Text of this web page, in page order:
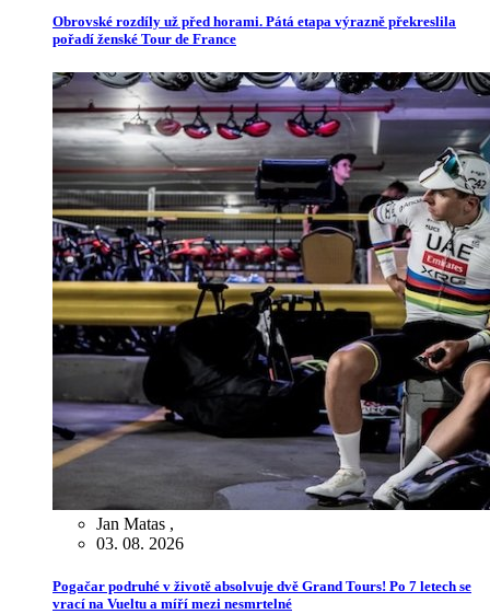
Obrovské rozdíly už před horami. Pátá etapa výrazně překreslila
pořadí ženské Tour de France
Jan Matas ,
03. 08. 2026
Pogačar podruhé v životě absolvuje dvě Grand Tours! Po 7 letech se
vrací na Vueltu a míří mezi nesmrtelné